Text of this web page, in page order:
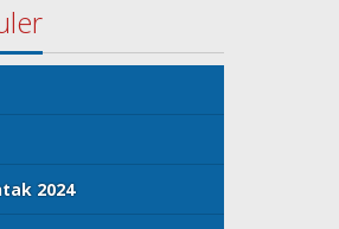
2024